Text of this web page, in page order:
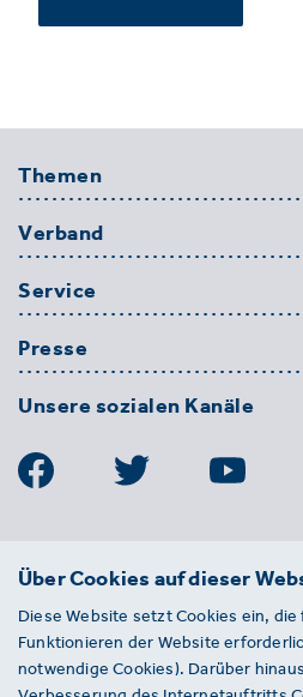
Themen
Verband
Service
Presse
Unsere sozialen Kanäle
BDE
Entsorgungs-, Wasser- und
Kreislaufwirtschaft e. V.
Von-der-Heydt-Straße 2
Über Cookies auf dieser
Diese Website setzt Cookies ein,
Funktionieren der Website
notwendige Cookies). Darüber